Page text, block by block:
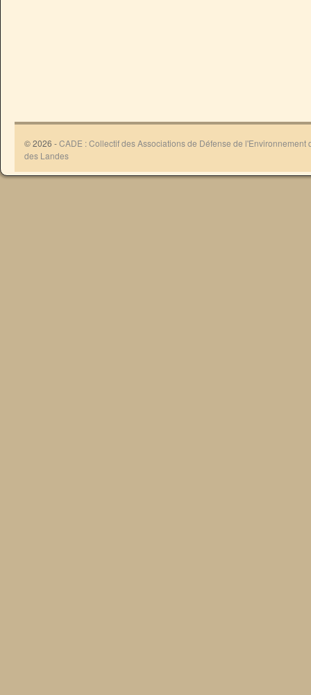
© 2026 -CADE : Collectif des Associations de Défense de l'Environnement
des Landes